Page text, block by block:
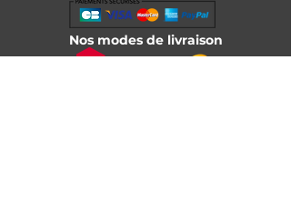
Nos modes de livraison